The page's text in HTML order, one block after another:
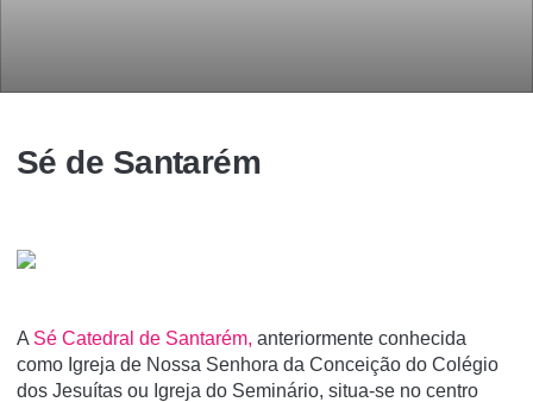
Sé de Santarém
A Sé Catedral de Santarém, anteriormente conhecida
como Igreja de Nossa Senhora da Conceição do Colégio
dos Jesuí­tas ou Igreja do Seminário, situa-se no centro